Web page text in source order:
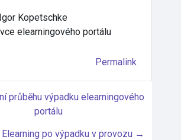
Kopetschke
elearningového portálu
Permalink
průběhu výpadku elearningového
portálu
Elearning po výpadku v provozu →